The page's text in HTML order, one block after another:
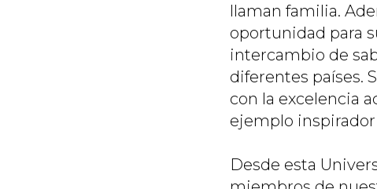
llaman familia.
oportunidad para
intercambio de
diferentes países.
con la excelencia
ejemplo
Desde esta